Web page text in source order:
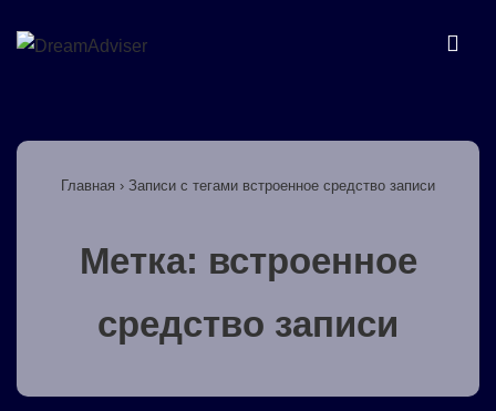
Перейти
содержимому
навигация
Главная › Записи с тегами встроенное средство записи
Метка: встроенное
средство записи